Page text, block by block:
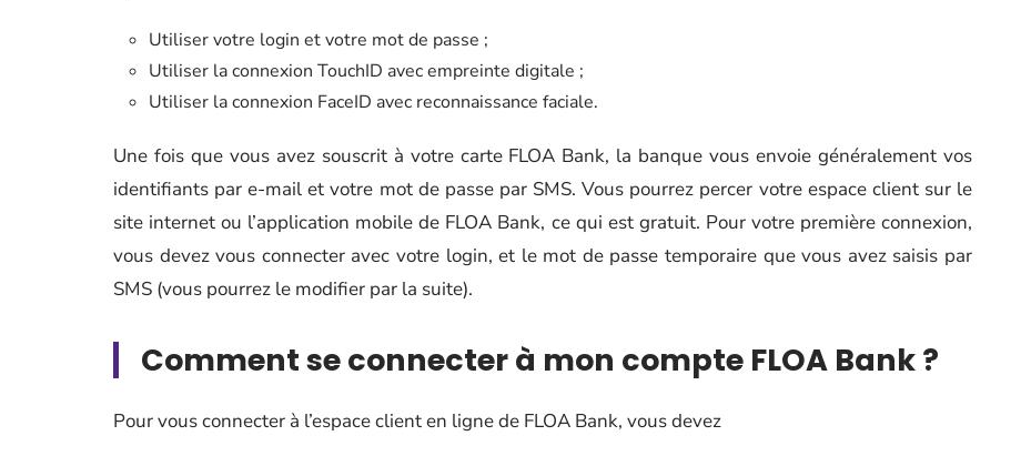
Utiliser votre login et votre mot de passe ;
Utiliser la connexion TouchID avec empreinte digitale ;
Utiliser la connexion FaceID avec reconnaissance faciale.
Une fois que vous avez souscrit à votre carte FLOA Bank, la banque vous envoie généralement vos
identifiants par e-mail et votre mot de passe par SMS. Vous pourrez percer votre espace client sur le
site internet ou l’application mobile de FLOA Bank, ce qui est gratuit. Pour votre première connexion,
vous devez vous connecter avec votre login, et le mot de passe temporaire que vous avez saisis par
SMS (vous pourrez le modifier par la suite).
Comment se connecter à mon compte FLOA Bank ?
Pour vous connecter à l’espace client en ligne de FLOA Bank, vous devez